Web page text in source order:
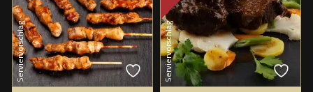
Serviervorschlag Serviervorschlag